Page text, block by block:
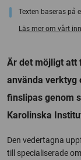
Texten baseras på
Läs mer om vårt
Är det möjligt att
använda verktyg
finslipas genom
Karolinska
Den vedertagna
till specialiserade